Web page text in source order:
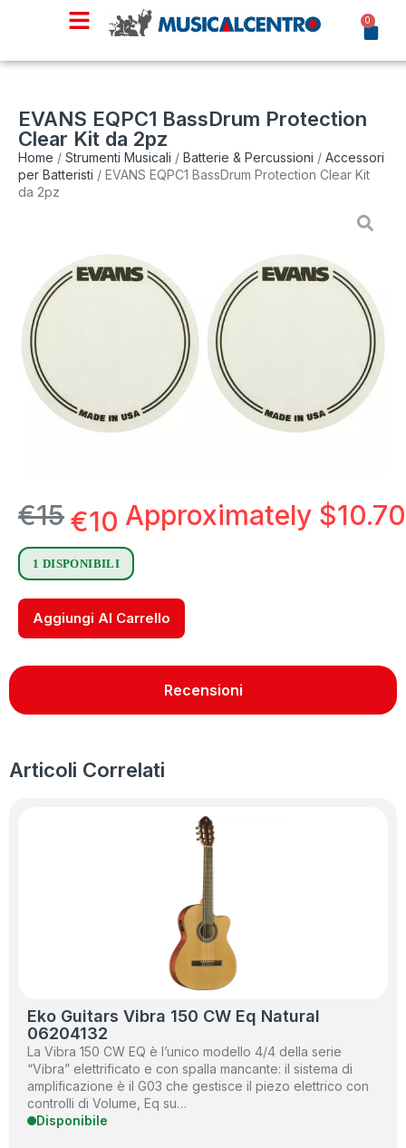
0
EVANS EQPC1 BassDrum Protection
Clear Kit da 2pz
Home / Strumenti Musicali / Batterie & Percussioni / Accessori
per Batteristi / EVANS EQPC1 BassDrum Protection Clear Kit
da 2pz
€15€10 Approximately $10.70
1 DISPONIBILI
Aggiungi Al Carrello
Recensioni
Articoli Correlati
Eko Guitars Vibra 150 CW Eq Natural
06204132
La Vibra 150 CW EQ è l’unico modello 4/4 della serie
“Vibra” elettrificato e con spalla mancante: il sistema di
amplificazione è il G03 che gestisce il piezo elettrico con
controlli di Volume, Eq su…
Disponibile